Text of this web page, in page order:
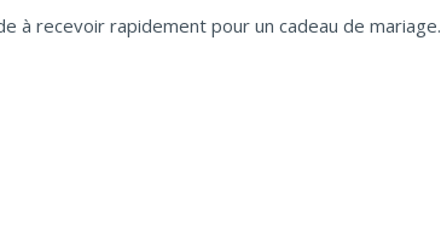
à recevoir rapidement pour un cadeau de mariage.